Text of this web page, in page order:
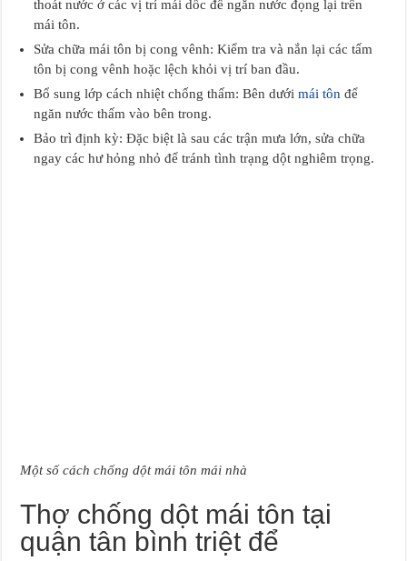
thoát nước ở các vị trí mái dốc để ngăn nước đọng lại trên
mái tôn.
Sửa chữa mái tôn bị cong vênh: Kiểm tra và nắn lại các tấm
tôn bị cong vênh hoặc lệch khỏi vị trí ban đầu.
Bổ sung lớp cách nhiệt chống thấm: Bên dướimái tôn để
ngăn nước thấm vào bên trong.
Bảo trì định kỳ: Đặc biệt là sau các trận mưa lớn, sửa chữa
ngay các hư hỏng nhỏ để tránh tình trạng dột nghiêm trọng.
Một số cách chống dột mái tôn mái nhà
Thợ chống dột mái tôn tại
quận tân bình triệt để